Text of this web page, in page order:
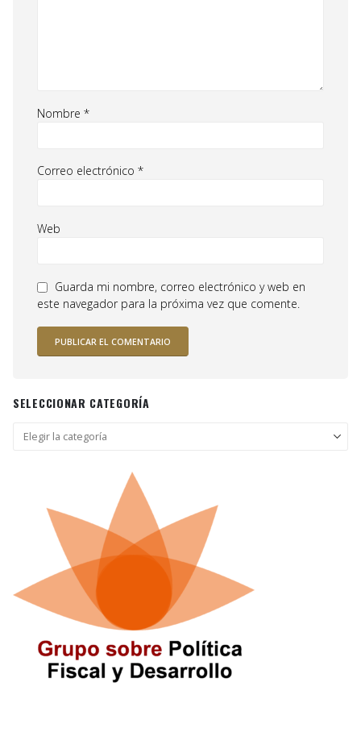
Nombre *
Correo electrónico *
Web
Guarda mi nombre, correo electrónico y web en
este navegador para la próxima vez que comente.
SELECCIONAR CATEGORÍA
Seleccionar
categoría